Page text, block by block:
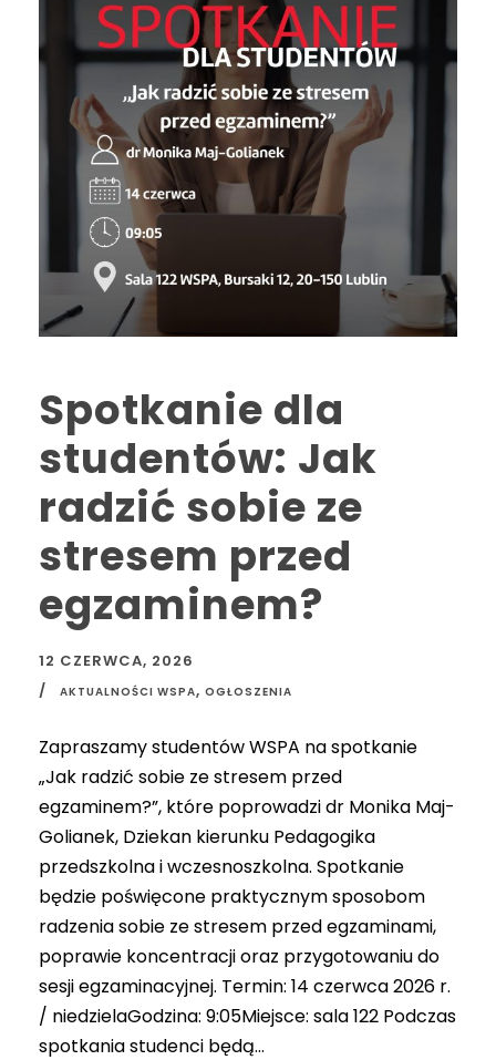
Spotkanie dla
studentów: Jak
radzić sobie ze
stresem przed
egzaminem?
12 CZERWCA, 2026
AKTUALNOŚCI WSPA, OGŁOSZENIA
Zapraszamy studentów WSPA na spotkanie
„Jak radzić sobie ze stresem przed
egzaminem?”, które poprowadzi dr Monika Maj-
Golianek, Dziekan kierunku Pedagogika
przedszkolna i wczesnoszkolna. Spotkanie
będzie poświęcone praktycznym sposobom
radzenia sobie ze stresem przed egzaminami,
poprawie koncentracji oraz przygotowaniu do
sesji egzaminacyjnej. Termin: 14 czerwca 2026 r.
/ niedzielaGodzina: 9:05Miejsce: sala 122 Podczas
spotkania studenci będą...